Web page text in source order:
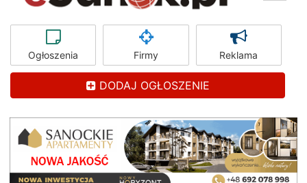
Ogłoszenia Firmy Reklama
DODAJ OGŁOSZENIE